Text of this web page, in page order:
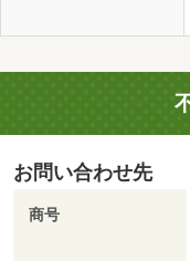
福井池公園(徒歩5分・約
お問い合わせ先
商号